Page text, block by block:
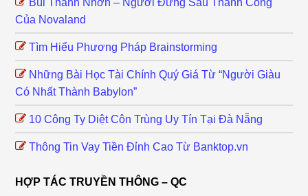
Bùi Thành Nhơn – Người Đứng Sau Thành Công
Của Novaland
Tìm Hiểu Phương Pháp Brainstorming
Những Bài Học Tài Chính Quý Giá Từ “Người Giàu
Có Nhất Thành Babylon”
10 Công Ty Diệt Côn Trùng Uy Tín Tại Đà Nẵng
Thông Tin Vay Tiền Đỉnh Cao Từ Banktop.vn
HỢP TÁC TRUYỀN THÔNG – QC